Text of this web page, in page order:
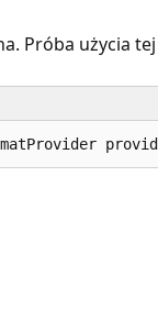
Próba użycia tej